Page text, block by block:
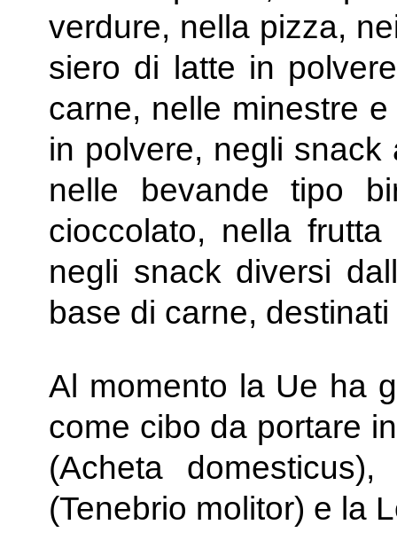
verdure, nella pizza,
siero di latte in
carne, nelle minestre
in polvere, negli
nelle bevande tipo
cioccolato, nella
negli snack diversi
base di carne,
Al momento la Ue ha
come cibo da portare
(Acheta
(Tenebrio molitor) e la